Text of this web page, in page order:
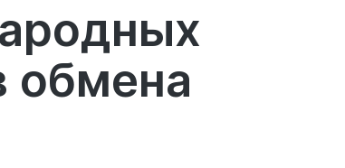
обмена